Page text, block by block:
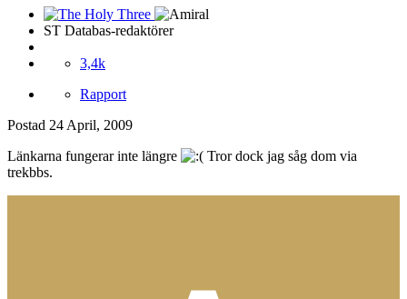
ST Databas-redaktörer
3,4k
Rapport
Postad 24 April, 2009
Länkarna fungerar inte längre
Tror dock jag såg dom via
trekbbs.